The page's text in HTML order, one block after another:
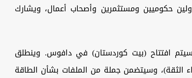
حكوميين ومستثمرين وأصحاب أعمال، ويشارك
افتتاح (بيت كوردستان) في دافوس. وينطلق
الثقة)، وسيتضمن جملة من الملفات بشأن الطاقة